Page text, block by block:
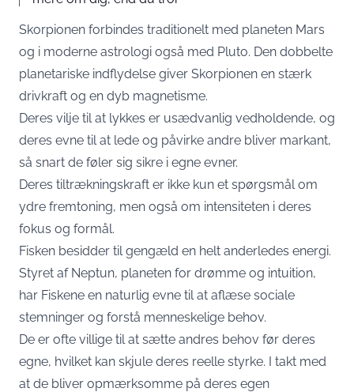
Skorpionen forbindes traditionelt med planeten Mars
og i moderne astrologi også med Pluto. Den dobbelte
planetariske indflydelse giver Skorpionen en stærk
drivkraft og en dyb magnetisme.
Deres vilje til at lykkes er usædvanlig vedholdende, og
deres evne til at lede og påvirke andre bliver markant,
så snart de føler sig sikre i egne evner.
Deres tiltrækningskraft er ikke kun et spørgsmål om
ydre fremtoning, men også om intensiteten i deres
fokus og formål.
Fisken besidder til gengæld en helt anderledes energi.
Styret af Neptun, planeten for drømme og intuition,
har Fiskene en naturlig evne til at aflæse sociale
stemninger og forstå menneskelige behov.
De er ofte villige til at sætte andres behov før deres
egne, hvilket kan skjule deres reelle styrke. I takt med
at de bliver opmærksomme på deres egen